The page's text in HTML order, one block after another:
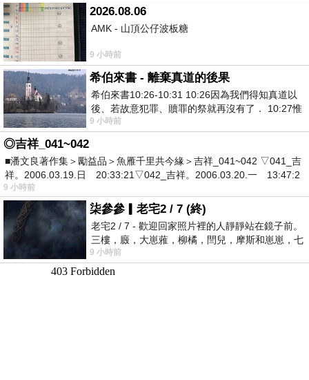
2026.08.06
AMK - 山頂公仔波板糖
9 小時前
希伯來書 - 離棄真道的後果
希伯來書10:26-10:31 10:26因為我們得知真道以
後、若故意犯罪、贖罪的祭就再沒有了． 10:27惟
有戰懼等候審判和那燒滅眾敵人的烈火
9 小時前
◎吉祥_041~042
■潘文良著作集＞勵益品＞魚雁千里共今緣＞吉祥_041~042 ▽041_吉
祥。2006.03.19.日 20:33:21▽042_吉祥。2006.03.20.一 13:47:2
9 小時前
柒參參▎老宅2 / 7 (終)
老宅2 / 7 - 歡迎回家照片裡的人靜靜站在鏡子前。
三樓，廄，大崽蕥，柳橘，閆兒，摩斯和崽崽，七
個人整整齊齊地站在鏡框之外，如同
9 小時前